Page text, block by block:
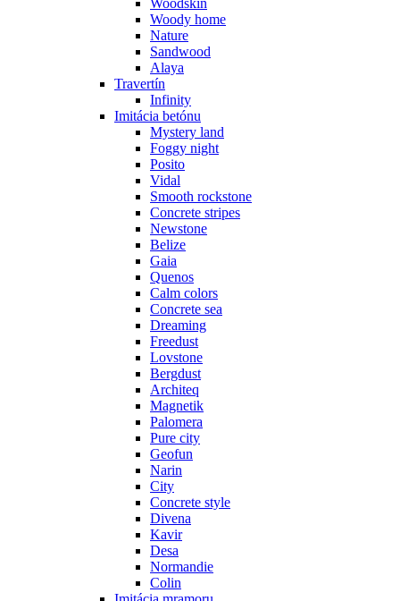
Woody home
Nature
Sandwood
Alaya
Travertín
Infinity
Imitácia betónu
Mystery land
Foggy night
Posito
Vidal
Smooth rockstone
Concrete stripes
Newstone
Belize
Gaia
Quenos
Calm colors
Concrete sea
Dreaming
Freedust
Lovstone
Bergdust
Architeq
Magnetik
Palomera
Pure city
Geofun
Narin
City
Concrete style
Divena
Kavir
Desa
Normandie
Colin